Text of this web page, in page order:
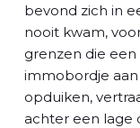
bevond zich in
nooit kwam,
grenzen die een
immobordje
opduiken,
achter een lage